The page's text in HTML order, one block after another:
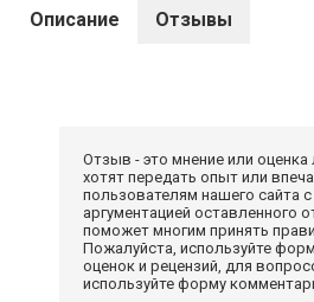
Описание Отзывы
Отзыв - это мнение или
хотят передать опыт или
пользователям нашего сайта
аргументацией оставленного
поможет многим принять
Пожалуйста, используйте
оценок и рецензий, для
используйте форму